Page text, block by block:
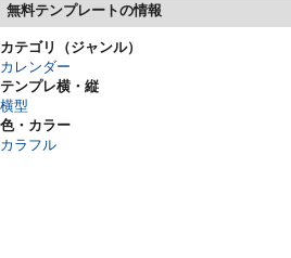
無料テンプレートの情報
カテゴリ（ジャンル）
カレンダー
テンプレ横・縦
横型
色・カラー
カラフル